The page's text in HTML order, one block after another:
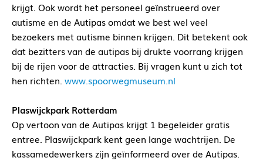
krijgt. Ook wordt het personeel geïnstrueerd over
autisme en de Autipas omdat we best wel veel
bezoekers met autisme binnen krijgen. Dit betekent ook
dat bezitters van de autipas bij drukte voorrang krijgen
bij de rijen voor de attracties. Bij vragen kunt u zich tot
hen richten. www.spoorwegmuseum.nl
Plaswijckpark Rotterdam
Op vertoon van de Autipas krijgt 1 begeleider gratis
entree. Plaswijckpark kent geen lange wachtrijen. De
kassamedewerkers zijn geïnformeerd over de Autipas.